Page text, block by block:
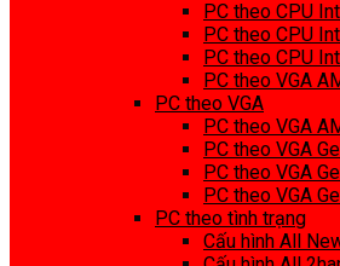
PC theo CPU
PC theo CPU
PC theo CPU
PC theo VGA
PC theo VGA
PC theo VGA
PC theo VGA
PC theo VGA
PC theo VGA
PC theo tình trạng
Cấu hình All